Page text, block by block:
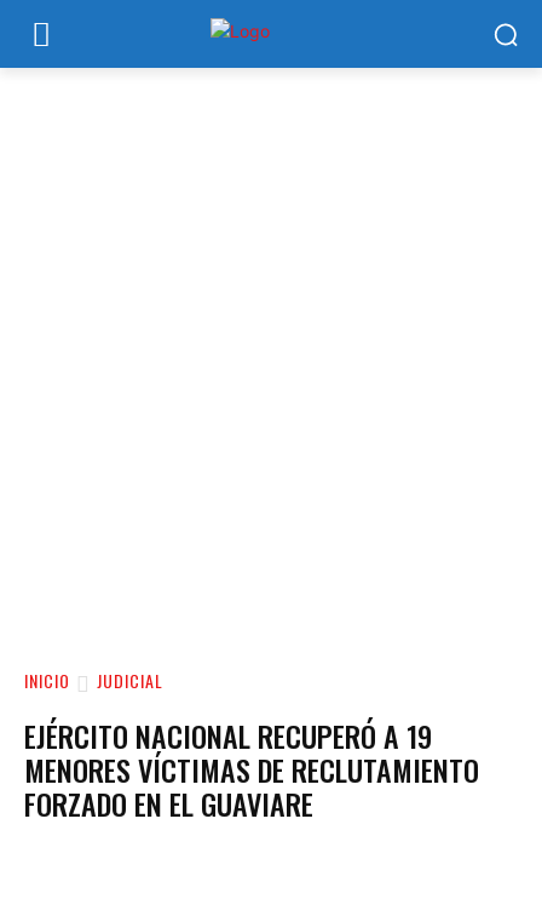
INICIO JUDICIAL
EJÉRCITO NACIONAL RECUPERÓ A 19
MENORES VÍCTIMAS DE RECLUTAMIENTO
FORZADO EN EL GUAVIARE